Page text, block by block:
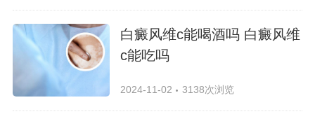
白癜风维c能喝酒吗 白癜风维
c能吃吗
2024-11-02 3138次浏览